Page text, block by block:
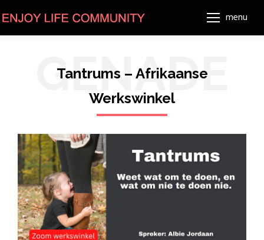
menu
GENADE
Tantrums – Afrikaanse
Werkswinkel